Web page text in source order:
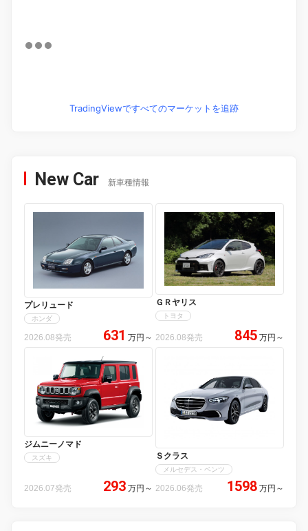
TradingViewですべてのマーケットを追跡
New Car 新車種情報
プレリュード
ホンダ
2026.08発売 631 万円 ～
ＧＲヤリス
トヨタ
2026.08発売 845 万円 ～
ジムニーノマド
スズキ
2026.07発売 293 万円 ～
Ｓクラス
メルセデス・ベンツ
2026.06発売 1598 万円 ～